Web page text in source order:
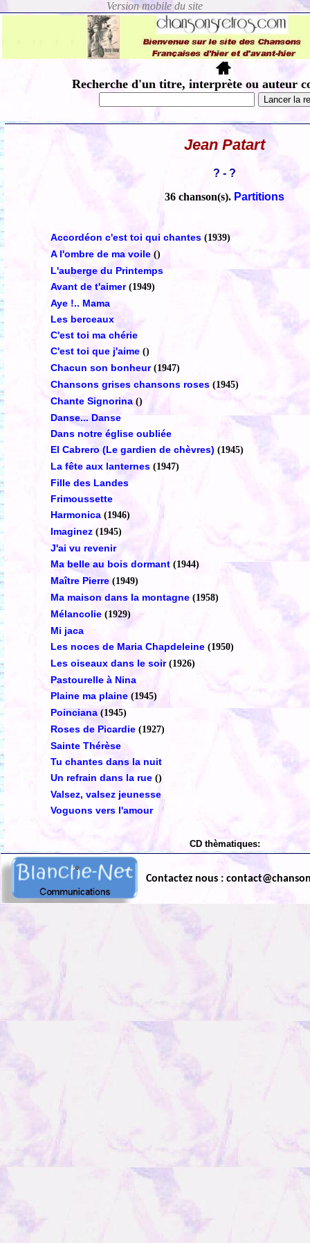
Recherche d'un titre, interprète ou auteur
Jean Patart
? - ?
36 chanson(s). Partitions
Accordéon c'est toi qui chantes (1939)
A l'ombre de ma voile ()
L'auberge du Printemps
Avant de t'aimer (1949)
Aye !.. Mama
Les berceaux
C'est toi ma chérie
C'est toi que j'aime ()
Chacun son bonheur (1947)
Chansons grises chansons roses (1945)
Chante Signorina ()
Danse... Danse
Dans notre église oubliée
El Cabrero (Le gardien de chèvres) (1945)
La fête aux lanternes (1947)
Fille des Landes
Frimoussette
Harmonica (1946)
Imaginez (1945)
J'ai vu revenir
Ma belle au bois dormant (1944)
Maître Pierre (1949)
Ma maison dans la montagne (1958)
Mélancolie (1929)
Mi jaca
Les noces de Maria Chapdeleine (1950)
Les oiseaux dans le soir (1926)
Pastourelle à Nina
Plaine ma plaine (1945)
Poinciana (1945)
Roses de Picardie (1927)
Sainte Thérèse
Tu chantes dans la nuit
Un refrain dans la rue ()
Valsez, valsez jeunesse
Voguons vers l'amour
CD thèmatiques:
Contactez nous :